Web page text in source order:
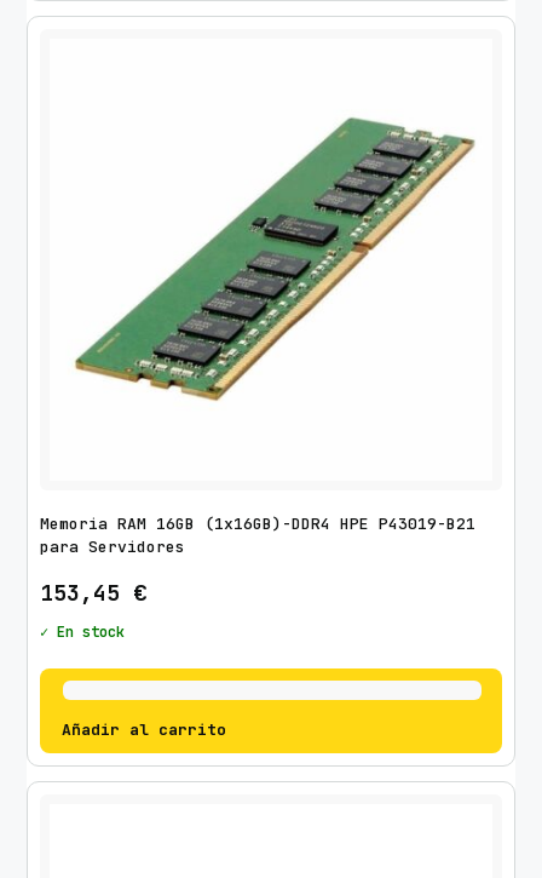
Memoria RAM 16GB (1x16GB)-DDR4 HPE P43019-B21
para Servidores
153,45 €
✓ En stock
Añadir al carrito